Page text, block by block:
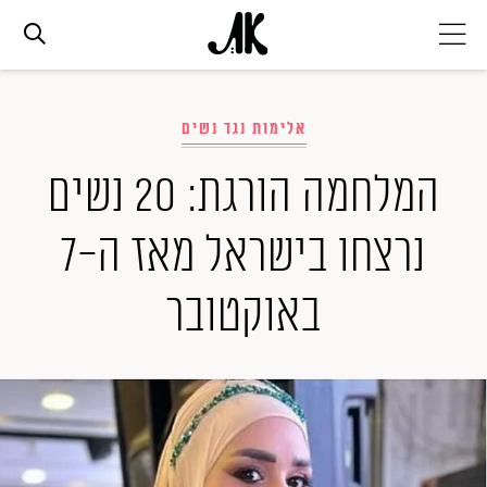
אופנה
ביוטי
סלבס
ערוצים נוספים
המגזין
אלימות נגד נשים
המלחמה הורגת: 20 נשים
נרצחו בישראל מאז ה-7
באוקטובר